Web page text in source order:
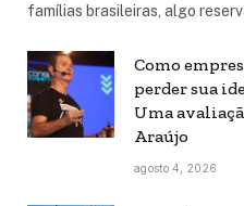
famílias brasileiras, algo
Como
perder sua
Uma
Araújo
agosto 4, 2026